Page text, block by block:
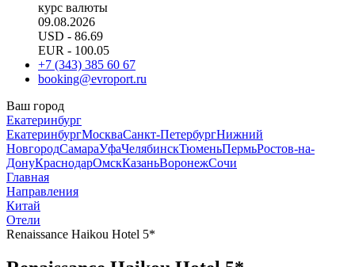
курс валюты
09.08.2026
USD - 86.69
EUR - 100.05
+7 (343) 385 60 67
booking@evroport.ru
Ваш город
Екатеринбург
ЕкатеринбургМоскваСанкт-ПетербургНижний
НовгородСамараУфаЧелябинскТюменьПермьРостов-на-
ДонуКраснодарОмскКазаньВоронежСочи
Главная
Направления
Китай
Отели
Renaissance Haikou Hotel 5*